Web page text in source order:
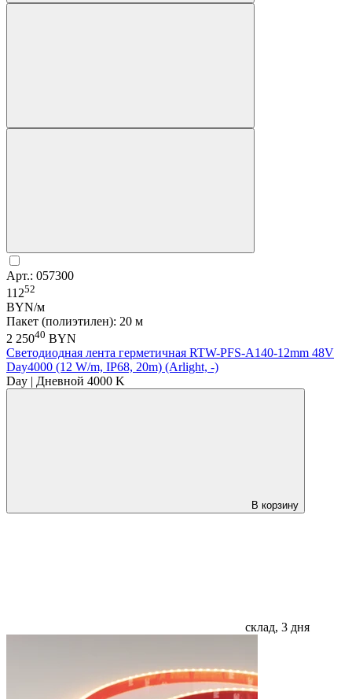
Арт.: 057300
11252
BYN/м
Пакет (полиэтилен): 20 м
2 25040 BYN
Светодиодная лента герметичная RTW-PFS-A140-12mm 48V
Day4000 (12 W/m, IP68, 20m) (Arlight, -)
Day | Дневной 4000 K
В корзину
склад, 3 дня